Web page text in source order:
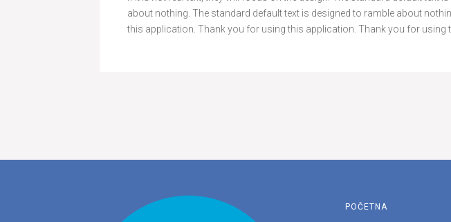
about nothing. The standard default text is designed to ramble about
this application. Thank you for using this application. Thank you for using
POČETNA